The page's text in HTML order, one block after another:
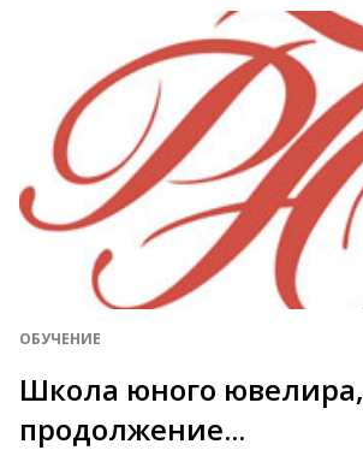
ОБУЧЕНИЕ
Школа юного ювелира,
продолжение...